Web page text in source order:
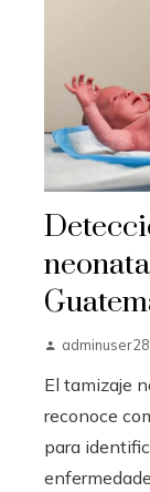
El tamizaje
reconoce
para